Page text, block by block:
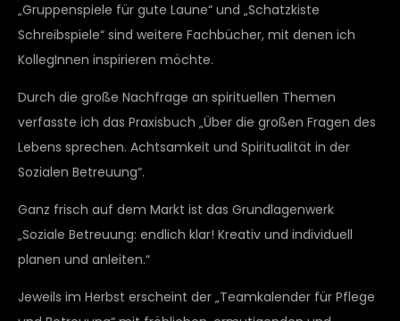
„Gruppenspiele für gute Laune“ und „Schatzkiste
Schreibspiele“ sind weitere Fachbücher, mit denen ich
KollegInnen inspirieren möchte.
Durch die große Nachfrage an spirituellen Themen
verfasste ich das Praxisbuch „Über die großen Fragen des
Lebens sprechen. Achtsamkeit und Spiritualität in der
Sozialen Betreuung“.
Ganz frisch auf dem Markt ist das Grundlagenwerk
„Soziale Betreuung: endlich klar! Kreativ und individuell
planen und anleiten.“
Jeweils im Herbst erscheint der „Teamkalender für Pflege